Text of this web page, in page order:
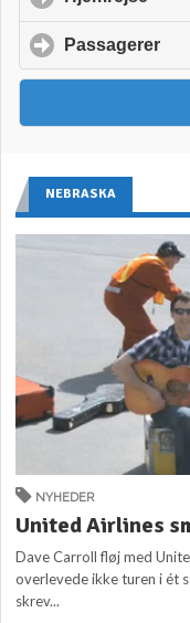
NEBRASKA
NYHEDER
United Airlines
Dave Carroll fløj med
overlevede ikke turen i ét
skrev...